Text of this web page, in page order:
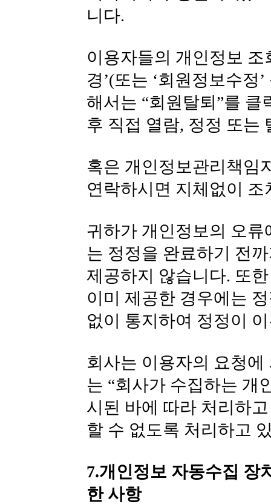
니다.
이용자들의 개인정보 조
경’(또는 ‘회원정보수정
해서는 “회원탈퇴”를
후 직접 열람, 정정 또는
혹은 개인정보관리책임
연락하시면 지체없이 조
귀하가 개인정보의 오
는 정정을 완료하기 전
제공하지 않습니다. 또
이미 제공한 경우에는
없이 통지하여 정정이
회사는 이용자의 요청
는 “회사가 수집하는 개
시된 바에 따라 처리하
할 수 없도록 처리하고
7.개인정보 자동수집 장
한 사항